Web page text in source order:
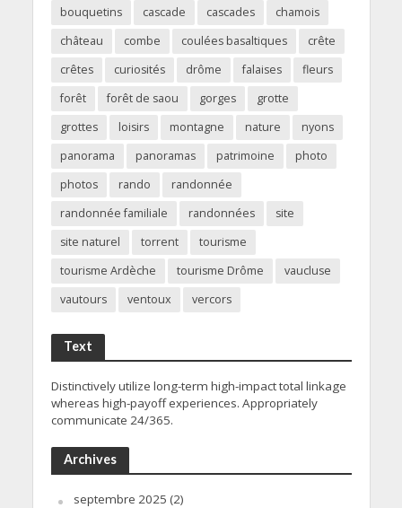
bouquetins
cascade cascades
chamois
château
combe coulées basaltiques
crête
crêtes
curiosités drôme falaises
fleurs
forêt
forêt de saou gorges
grotte
grottes
loisirs montagne nature
nyons
panorama
panoramas patrimoine
photo
photos
rando
randonnée
randonnée familiale
randonnées
site
site naturel
torrent
tourisme
tourisme Ardèche
tourisme Drôme
vaucluse
vautours
ventoux vercors
Text
Distinctively utilize long-term high-impact total linkage
whereas high-payoff experiences. Appropriately
communicate 24/365.
Archives
septembre 2025 (2)